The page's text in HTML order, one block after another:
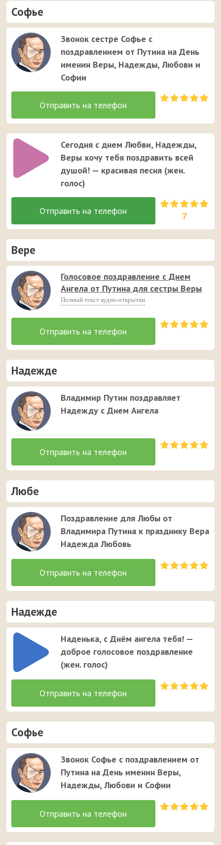
Софье
Звонок сестре Софье с
поздравлением от Путина на День
именин Веры, Надежды, Любови и
Софии
Сегодня с днем Любви, Надежды,
Веры хочу тебя поздравить всей
душой! — красивая песня (жен.
голос)
7
Вере
Голосовое поздравление с Днем
Ангела от Путина для сестры Веры
Полный текст аудио-открытки
Надежде
Владимир Путин поздравляет
Надежду с Днем Ангела
Любе
Поздравление для Любы от
Владимира Путина к празднику Вера
Надежда Любовь
Надежде
Наденька, с Днём ангела тебя! —
доброе голосовое поздравление
(жен. голос)
Софье
Звонок Софье с поздравлением от
Путина на День именин Веры,
Надежды, Любови и Софии